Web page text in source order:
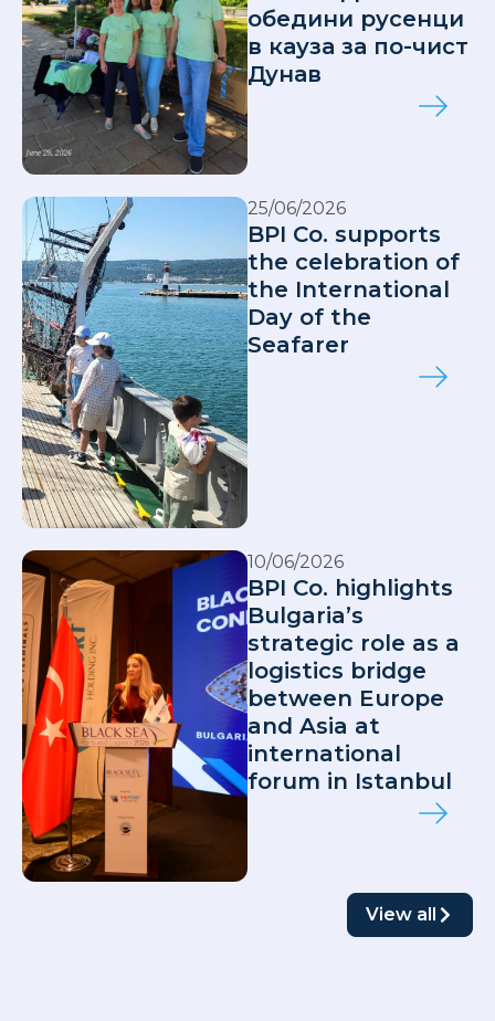
обедини русенци
в кауза за по-чист
Дунав
25/06/2026
BPI Co. supports
the celebration of
the International
Day of the
Seafarer
10/06/2026
BPI Co. highlights
Bulgaria’s
strategic role as a
logistics bridge
between Europe
and Asia at
international
forum in Istanbul
View all